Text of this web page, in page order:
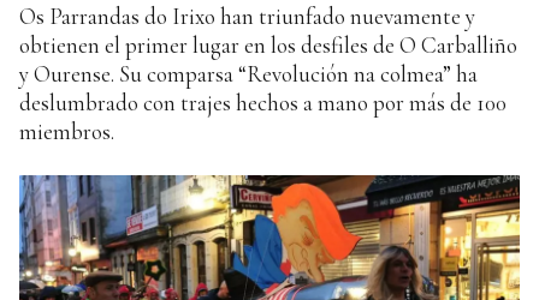
Os Parrandas do Irixo han triunfado nuevamente y
obtienen el primer lugar en los desfiles de O Carballiño
y Ourense. Su comparsa “Revolución na colmea” ha
deslumbrado con trajes hechos a mano por más de 100
miembros.